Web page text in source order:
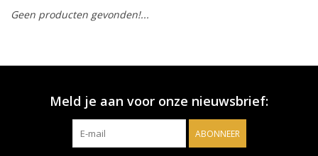
Accessoires
Relatiegeschenken
Geen producten gevonden!...
Meld je aan voor onze nieuwsbrief:
ABONNEER